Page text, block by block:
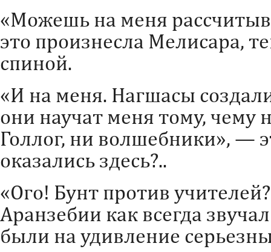
«Можешь на меня
это произнесла Мелисара,
спиной.
«И на меня. Нагшасы
они научат меня тому, чему
Голлог, ни волшебники», —
оказались здесь?..
«Ого! Бунт против
Аранзебии как всегда
были на удивление